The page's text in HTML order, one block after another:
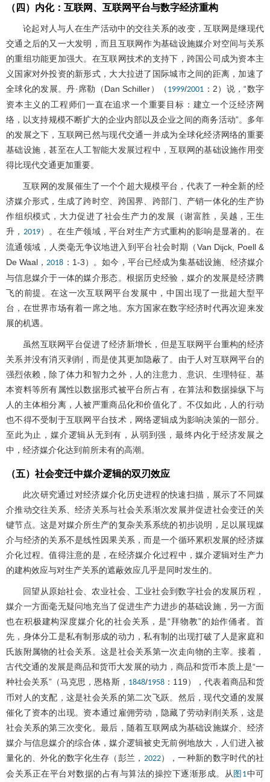
（四）内化：互联网、互联网平台与数字经济重构
论起对人与人在生产活动中的交往关系的改变，互联网是继现代
交通之后的又一大发明，而且互联网作为基础设施媒介对空间与关系
的重组功能更加强大。在互联网技术的支持下，跨国公司成为资本主
义国家对外投资的新形式，大大拉进了国际城市之间的距离，加速了
全球化的发展。丹·席勒（Dan Schiller）（ 1999/2001 ：2）说，“数字
资本主义的工程师们一直在追求一个重要目标：建立一个泛经济网
络，以支持规模不断扩大的企业内部以及企业之间的商务活动”。多年
的发展之下，互联网已然与现代交通一并成为全球化经济网络的重要
基础设施，甚至在人工智能大发展过程中，互联网的基础设施作用变
得比现代交通更加重要。
互联网的发展催生了一个个超大规模平台，代表了一种全新的经
济媒介形式，生成了跨时空、跨国界、跨部门、产销一体化的生产协
作组织模式，大力促进了社会生产力的发展（谢富胜，吴越，王生
升， 2019）。在生产领域，平台对生产方式重构的影响是显著的。在
流通领域，人类毫无争议地进入到平台社会时期（Van Dijck, Poell &
De Waal， 2018 ：1-3）。如今，平台已经成为集基础设施、经济媒介
与信息媒介于一体的媒介形态。根据历史经验，媒介的发展是经济腾
飞的前提。在这一次互联网平台发展中，中国出现了一批超大型平
台，在世界市场有着一席之地。东方国家在数字经济时代再次迎来发
展的机遇。
虽然互联网平台促进了经济新增长，但是互联网平台重构的经济
关系并没有消灭剥削，而是使其更加隐蔽了。由于人对互联网平台的
强烈依赖，除了体力和智力之外，人的注意力、意识、生理特征、基
本资料等所有属性以数据形式被平台所占有，在算法和数据操纵下与
人的主体相分离，人被严重商品化和价值化了。不仅如此，人的行动
也不得不受制于互联网平台技术，网络逻辑成为影响决策的一部分。
至此为止，媒介逻辑从无到有，从弱到强，最终内化于经济发展之
中，经济媒介化达到前所未有的高潮。
（五）社会变迁中媒介逻辑的双刃效应
此次研究通过对经济媒介化历史进程的快速扫描，展示了不同媒
介推动交往关系、经济关系与社会关系渐次发展并促进社会变迁的关
键节点。这是对媒介所生产的复杂关系系统的初步说明，足以展现媒
介与经济的关系不是线性因果关系，而是一个循环累积发展的经济媒
介化过程。值得注意的是，在经济媒介化过程中，媒介逻辑对生产力
的建构效应与对生产关系的遮蔽效应几乎是同时发生的。
回望从原始社会、农业社会、工业社会到数字社会的发展历程，
媒介一方面毫无疑问地充当了促进生产力进步的基础设施，另一方面
也在积极建构深度媒介化的社会关系，是“拜物教”的始作俑者。首
先，身体分工是私有制形成的动力，私有制的出现打破了人是家庭和
氏族附属物的社会关系。这是社会关系第一次走向物的主宰。接着，
古代交通的发展是商品和货币大发展的动力，商品和货币本质上是“一
种社会关系”（马克思，恩格斯， 1848/1958：119），代表着商品和货
币对人的支配，这是社会关系的第二次飞跃。然后，现代交通的发展
催化了资本的出现。资本通过雇佣劳动，隐藏了劳动剥削关系，这是
社会关系的第三次变化。最后，随着互联网成为基础设施媒介、经济
媒介与信息媒介的综合体，媒介逻辑被史无前例地放大，人们进入被
量化的、外化的数字化生存（彭兰， 2022），一种新的数字时代的社
会关系正在平台对数据的占有与算法的操控下逐渐形成。从 图1中可